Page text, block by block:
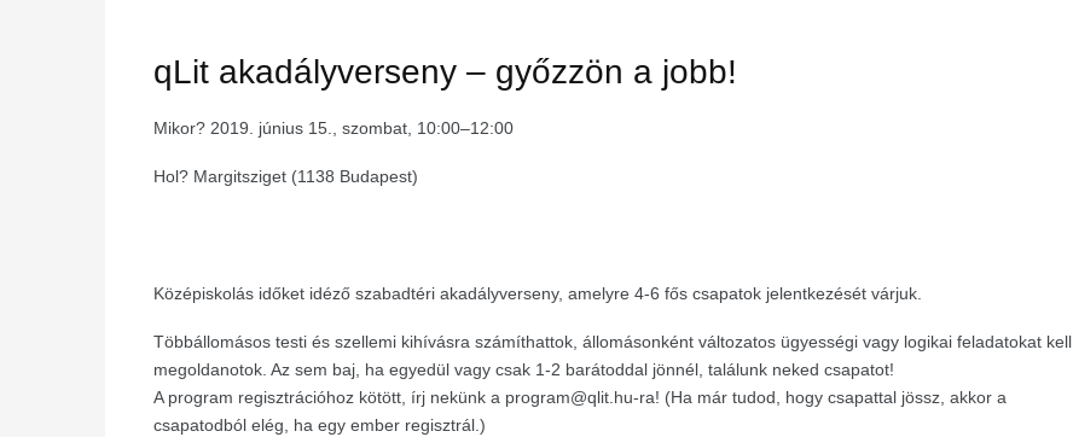
qLit akadályverseny – győzzön a jobb!
Mikor? 2019. június 15., szombat, 10:00–12:00
Hol? Margitsziget (1138 Budapest)
Középiskolás időket idéző szabadtéri akadályverseny, amelyre 4-6 fős csapatok jelentkezését várjuk.
Többállomásos testi és szellemi kihívásra számíthattok, állomásonként változatos ügyességi vagy logikai feladatokat kell
megoldanotok. Az sem baj, ha egyedül vagy csak 1-2 barátoddal jönnél, találunk neked csapatot!
A program regisztrációhoz kötött, írj nekünk a program@qlit.hu-ra! (Ha már tudod, hogy csapattal jössz, akkor a
csapatodból elég, ha egy ember regisztrál.)